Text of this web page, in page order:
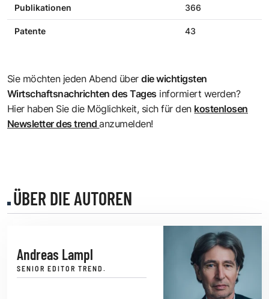
Publikationen 366
Patente 43
Sie möchten jeden Abend überdie wichtigsten
Wirtschaftsnachrichten des Tages informiert werden?
Hier haben Sie die Möglichkeit, sich für den kostenlosen
Newsletter des trend anzumelden!
ÜBER DIE AUTOREN
Andreas Lampl
SENIOR EDITOR TREND.